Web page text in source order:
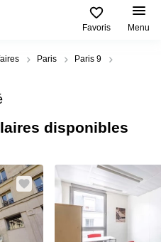
Favoris Menu
Paris
Paris 9
disponibles